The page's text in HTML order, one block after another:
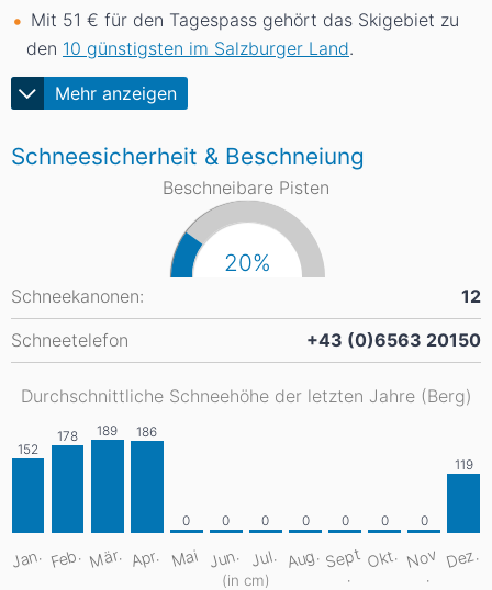
Mehr anzeigen
Mit 51 € für den Tagespass gehört das Skigebiet zu
den 10 günstigsten im Salzburger Land.
Schneesicherheit & Beschneiung
Beschneibare Pisten
20%
Schneekanonen:
12
Schneetelefon
+43 (0)6563 20150
Durchschnittliche Schneehöhe der letzten Jahre (Berg)
Jan. Feb. Mär. Apr. Mai Jun. Jul. Aug. S
e
pt
.
Okt. N
o
v
.
Dez.
(in cm)